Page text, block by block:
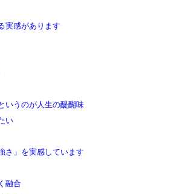
実感があります
いうのが人生の醍醐味
い
さ」を実感しています
融合